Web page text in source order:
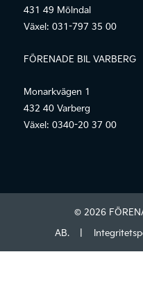
431 49 Mölndal
Växel: 031-797 35 00
FÖRENADE BIL VARBERG
Monarkvägen 1
432 40 Varberg
Växel: 0340-20 37 00
© 2026
AB.
|